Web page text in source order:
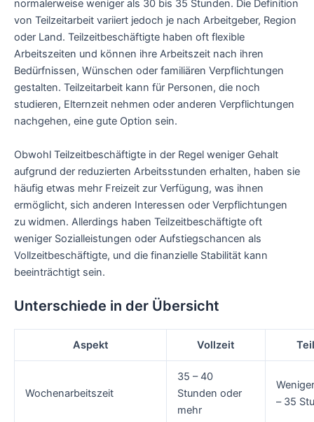
normalerweise weniger als 30 bis 35 Stunden. Die Definition
von Teilzeitarbeit variiert jedoch je nach Arbeitgeber, Region
oder Land. Teilzeitbeschäftigte haben oft flexible
Arbeitszeiten und können ihre Arbeitszeit nach ihren
Bedürfnissen, Wünschen oder familiären Verpflichtungen
gestalten. Teilzeitarbeit kann für Personen, die noch
studieren, Elternzeit nehmen oder anderen Verpflichtungen
nachgehen, eine gute Option sein.
Obwohl Teilzeitbeschäftigte in der Regel weniger Gehalt
aufgrund der reduzierten Arbeitsstunden erhalten, haben sie
häufig etwas mehr Freizeit zur Verfügung, was ihnen
ermöglicht, sich anderen Interessen oder Verpflichtungen
zu widmen. Allerdings haben Teilzeitbeschäftigte oft
weniger Sozialleistungen oder Aufstiegschancen als
Vollzeitbeschäftigte, und die finanzielle Stabilität kann
beeinträchtigt sein.
Unterschiede in der Übersicht
Aspekt Vollzeit
Wochenarbeitszeit
35 – 40
Stunden oder
mehr
– 35